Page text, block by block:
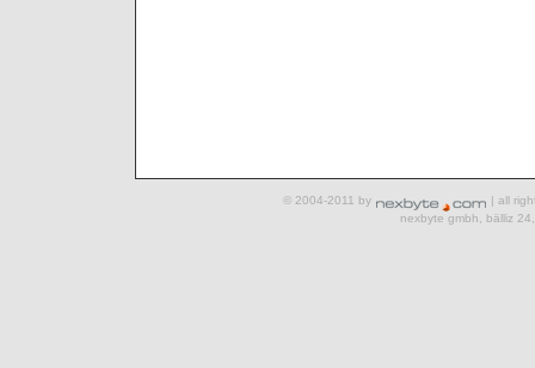
© 2004-2011 by
| all
nexbyte gmbh, bälliz